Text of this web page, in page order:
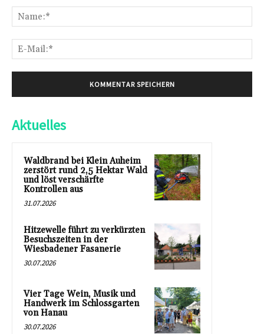
Aktuelles
Waldbrand bei Klein Auheim
zerstört rund 2,5 Hektar Wald
und löst verschärfte
Kontrollen aus
31.07.2026
Hitzewelle führt zu verkürzten
Besuchszeiten in der
Wiesbadener Fasanerie
30.07.2026
Vier Tage Wein, Musik und
Handwerk im Schlossgarten
von Hanau
30.07.2026